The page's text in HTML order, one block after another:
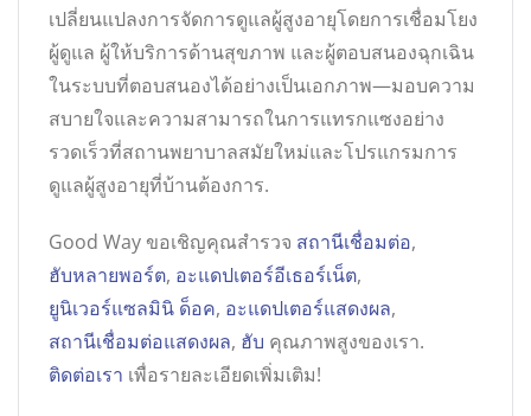
เปลี่ยนแปลงการจัดการดูแลผู้สูงอายุโดยการเชื่อมโยง
ผู้ดูแล ผู้ให้บริการด้านสุขภาพ และผู้ตอบสนองฉุกเฉิน
ในระบบที่ตอบสนองได้อย่างเป็นเอกภาพ—มอบความ
สบายใจและความสามารถในการแทรกแซงอย่าง
รวดเร็วที่สถานพยาบาลสมัยใหม่และโปรแกรมการ
ดูแลผู้สูงอายุที่บ้านต้องการ.
Good Way ขอเชิญคุณสำรวจ สถานีเชื่อมต่อ,
ฮับหลายพอร์ต, อะแดปเตอร์อีเธอร์เน็ต,
ยูนิเวอร์แซลมินิ ด็อค, อะแดปเตอร์แสดงผล,
สถานีเชื่อมต่อแสดงผล, ฮับ คุณภาพสูงของเรา.
ติดต่อเรา เพื่อรายละเอียดเพิ่มเติม!